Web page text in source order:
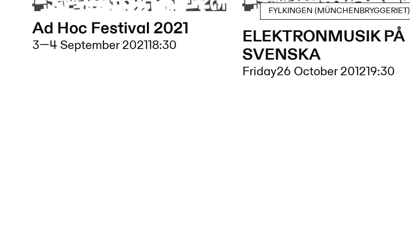
Ad Hoc Festival 2021
3—4 September 202118:30
FYLKINGEN (MÜNCHENBRYGGERIET)
ELEKTRONMUSIK PÅ
SVENSKA
Friday26 October 201219:30